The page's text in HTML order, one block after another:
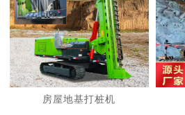
房屋地基打桩机